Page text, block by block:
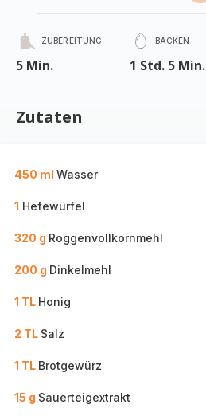
ZUBEREITUNG
5 Min.
BACKEN
1 Std. 5 Min.
Zutaten
450 ml Wasser
1 Hefewürfel
320 g Roggenvollkornmehl
200 g Dinkelmehl
1 TL Honig
2 TL Salz
1 TL Brotgewürz
15 g Sauerteigextrakt